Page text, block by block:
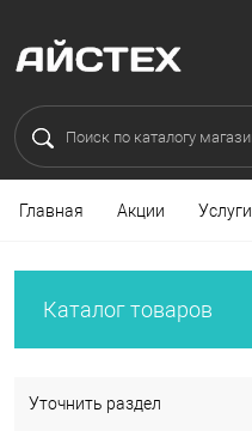
Главная Акции Услуги
Каталог товаров
Уточнить раздел